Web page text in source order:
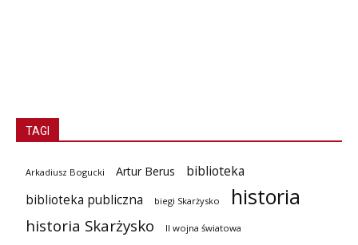
TAGI
Arkadiusz Bogucki Artur Berus
biblioteka
biblioteka publiczna
biegi Skarżysko historia
historia Skarżysko II wojna światowa